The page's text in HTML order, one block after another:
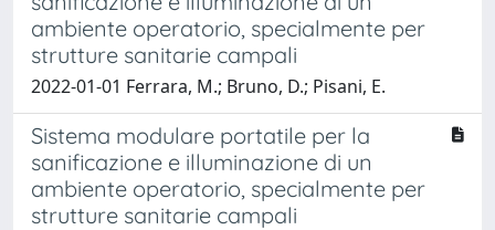
ambiente operatorio, specialmente per
strutture sanitarie campali
2022-01-01 Ferrara, M.; Bruno, D.; Pisani, E.
Sistema modulare portatile per la
sanificazione e illuminazione di un
ambiente operatorio, specialmente per
strutture sanitarie campali